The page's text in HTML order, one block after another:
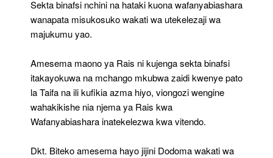
Sekta binafsi nchini na hataki kuona wafanyabiashara
wanapata misukosuko wakati wa utekelezaji wa
majukumu yao.
Amesema maono ya Rais ni kujenga sekta binafsi
itakayokuwa na mchango mkubwa zaidi kwenye pato
la Taifa na ili kufikia azma hiyo, viongozi wengine
wahakikishe nia njema ya Rais kwa
Wafanyabiashara inatekelezwa kwa vitendo.
Dkt. Biteko amesema hayo jijini Dodoma wakati wa